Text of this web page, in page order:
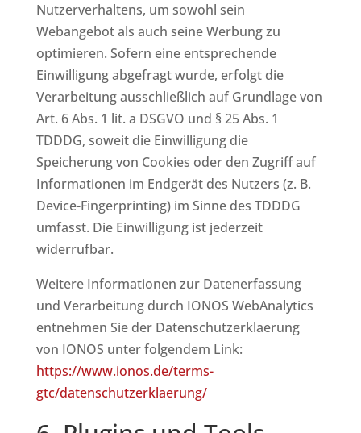
Nutzerverhaltens, um sowohl sein
Webangebot als auch seine Werbung zu
optimieren. Sofern eine entsprechende
Einwilligung abgefragt wurde, erfolgt die
Verarbeitung ausschließlich auf Grundlage von
Art. 6 Abs. 1 lit. a DSGVO und § 25 Abs. 1
TDDDG, soweit die Einwilligung die
Speicherung von Cookies oder den Zugriff auf
Informationen im Endgerät des Nutzers (z. B.
Device-Fingerprinting) im Sinne des TDDDG
umfasst. Die Einwilligung ist jederzeit
widerrufbar.
Weitere Informationen zur Datenerfassung
und Verarbeitung durch IONOS WebAnalytics
entnehmen Sie der Datenschutzerklaerung
von IONOS unter folgendem Link:
https://www.ionos.de/terms-
gtc/datenschutzerklaerung/